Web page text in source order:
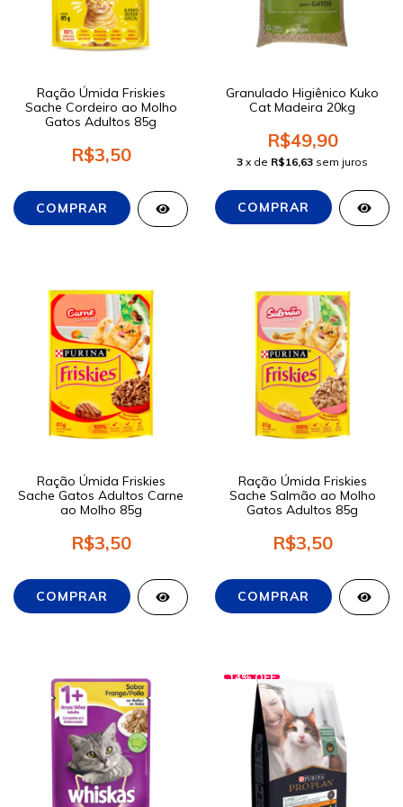
Ração Úmida Friskies
Sache Cordeiro ao Molho
Gatos Adultos 85g
R$3,50
Granulado Higiênico Kuko
Cat Madeira 20kg
R$49,90
3 x de R$16,63 sem juros
Ração Úmida Friskies
Sache Gatos Adultos Carne
ao Molho 85g
R$3,50
Ração Úmida Friskies
Sache Salmão ao Molho
Gatos Adultos 85g
R$3,50
14%OFF